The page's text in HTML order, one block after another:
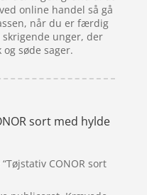
online handel så gå
når du er færdig
unger, der
søde sager.
sort med hylde
CONOR sort